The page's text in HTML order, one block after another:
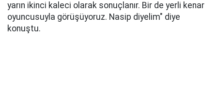
yarın ikinci kaleci olarak sonuçlanır. Bir de yerli kenar
oyuncusuyla görüşüyoruz. Nasip diyelim" diye
konuştu.